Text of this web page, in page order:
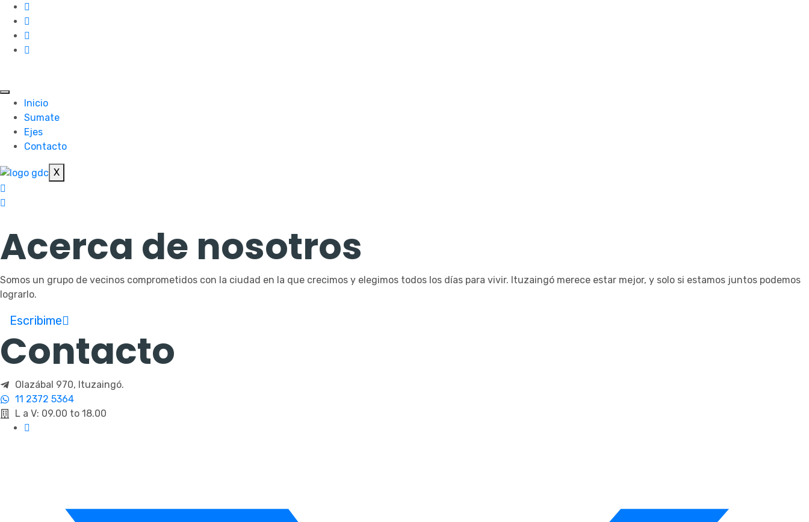
Skip
content
Inicio
Sumate
Ejes
Contacto
X
Acerca de nosotros
Somos un grupo de vecinos comprometidos con la ciudad en la que crecimos y elegimos todos los días para vivir. Ituzaingó merece estar mejor, y solo si estamos juntos podemos
lograrlo.
Escribime
Contacto
Olazábal 970, Ituzaingó.
11 2372 5364
L a V: 09.00 to 18.00